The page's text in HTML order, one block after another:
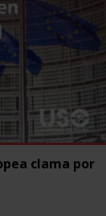
clama por